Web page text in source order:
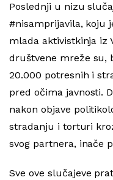
Poslednji u nizu
#nisamprijavila, koju
mlada aktivistkinja iz
društvene mreže su,
20.000 potresnih i
pred očima javnosti.
nakon objave
stradanju i torturi
svog partnera, inače
Sve ove slučajeve